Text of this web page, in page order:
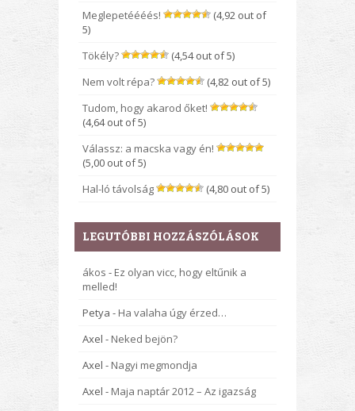
Meglepetéééés!
(4,92 out of
5)
Tökély?
(4,54 out of 5)
Nem volt répa?
(4,82 out of 5)
Tudom, hogy akarod őket!
(4,64 out of 5)
Válassz: a macska vagy én!
(5,00 out of 5)
Hal-ló távolság
(4,80 out of 5)
LEGUTÓBBI HOZZÁSZÓLÁSOK
ákos - Ez olyan vicc, hogy eltűnik a
melled!
Petya - Ha valaha úgy érzed…
Axel - Neked bejön?
Axel - Nagyi megmondja
Axel - Maja naptár 2012 – Az igazság